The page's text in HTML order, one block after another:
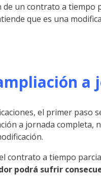
un contrato a
que es una
a
el primer
a jornada completa,
contrato a tiempo
podrá sufrir